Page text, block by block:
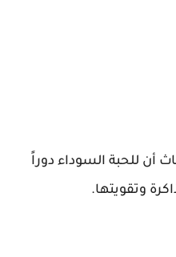
أن للحبة السوداء دوراً
وتقويتها.